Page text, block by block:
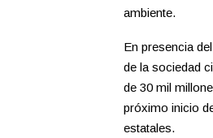
ambiente.
En presencia
de la sociedad
de 30 mil
próximo inicio
estatales.